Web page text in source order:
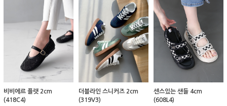
비비에르 플랫 2cm
(418C4)
더블라인 스니커즈 2cm
(319V3)
센스있는 샌들 4cm
(608L4)